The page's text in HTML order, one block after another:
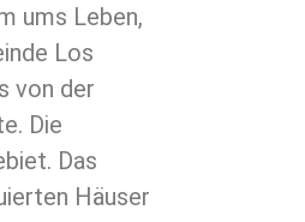
ums Leben,
Los
von der
Die
Das
Häuser